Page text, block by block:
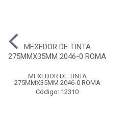
MEXEDOR DE TINTA
275MMX35MM 2046-0 ROMA
MEXEDOR DE TINTA
275MMX35MM 2046-0 ROMA
Código: 12310